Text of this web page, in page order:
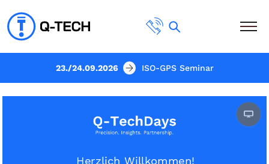
23./24.09.2026 ISO-GPS Seminar